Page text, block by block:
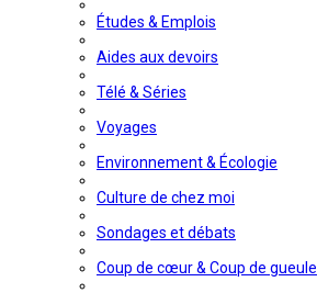
Études & Emplois
Aides aux devoirs
Télé & Séries
Voyages
Environnement & Écologie
Culture de chez moi
Sondages et débats
Coup de cœur & Coup de gueule